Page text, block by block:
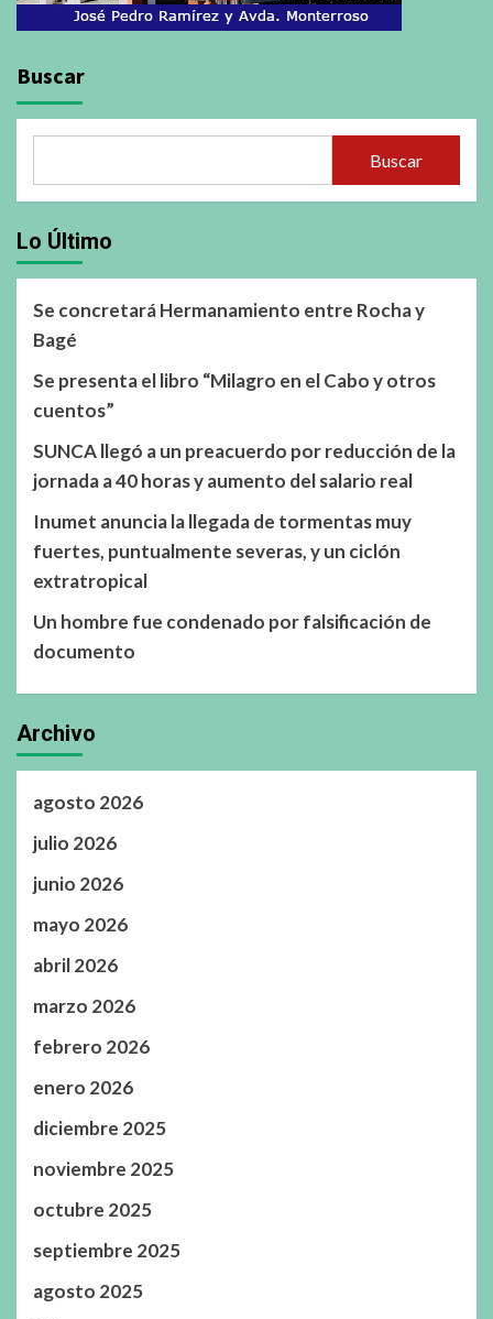
Buscar
Buscar
Lo Último
Se concretará Hermanamiento entre Rocha y
Bagé
Se presenta el libro “Milagro en el Cabo y otros
cuentos”
SUNCA llegó a un preacuerdo por reducción de la
jornada a 40 horas y aumento del salario real
Inumet anuncia la llegada de tormentas muy
fuertes, puntualmente severas, y un ciclón
extratropical
Un hombre fue condenado por falsificación de
documento
Archivo
agosto 2026
julio 2026
junio 2026
mayo 2026
abril 2026
marzo 2026
febrero 2026
enero 2026
diciembre 2025
noviembre 2025
octubre 2025
septiembre 2025
agosto 2025